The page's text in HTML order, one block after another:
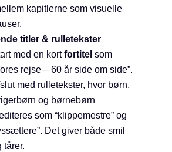
kapitlerne som visuelle
titler & rulletekster
med en kortfor­tit­el som
rejse – 60 år side om side”.
med rulletekster, hvor børn,
og børnebørn
som “klip­pe­mestre” og
Det giver både smil
tårer.